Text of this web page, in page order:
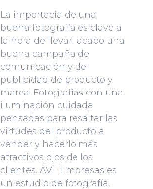
La importacia de una
buena fotografía es clave a
la hora de llevar acabo una
buena campaña de
comunicación y de
publicidad de producto y
marca. Fotografías con una
iluminación cuidada
pensadas para resaltar las
virtudes del producto a
vender y hacerlo más
atractivos ojos de los
clientes. AVF Empresas es
un estudio de fotografía,